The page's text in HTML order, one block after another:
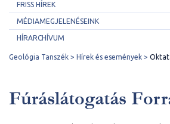
FRISS HÍREK
MÉDIAMEGJELENÉSEINK
HÍRARCHÍVUM
Geológia Tanszék Hírek és események
Fúráslátogatás